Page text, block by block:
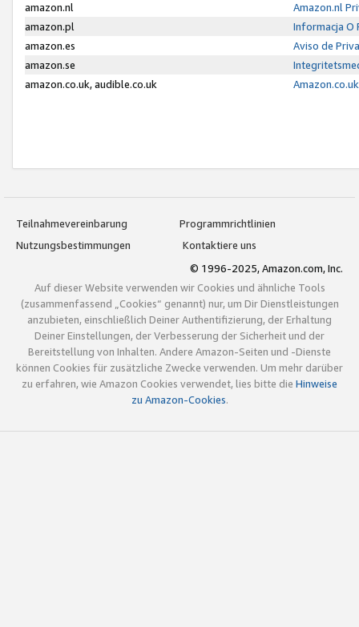
amazon.nl
Amazon.nl
amazon.pl
Informacja O
amazon.es
Aviso de
amazon.se
amazon.co.uk, audible.co.uk
Teilnahmevereinbarung
Programmrichtlinien
Nutzungsbestimmungen
Kontaktiere uns
© 1996-2025, Amazon.com, Inc.
Auf dieser Website verwenden wir Cookies und ähnliche Tools
(zusammenfassend „Cookies“ genannt) nur, um Dir Dienstleistungen
anzubieten, einschließlich Deiner Authentifizierung, der Erhaltung
Deiner Einstellungen, der Verbesserung der Sicherheit und der
Bereitstellung von Inhalten. Andere Amazon-Seiten und -Dienste
können Cookies für zusätzliche Zwecke verwenden. Um mehr darüber
zu erfahren, wie Amazon Cookies verwendet, lies bitte die Hinweise
zu Amazon-Cookies.